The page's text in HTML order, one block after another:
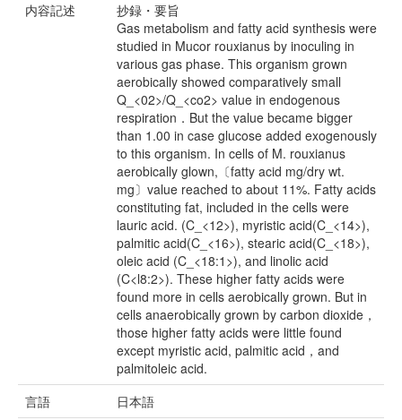
内容記述
抄録・要旨
Gas metabolism and fatty acid synthesis were
studied in Mucor rouxianus by inoculing in
various gas phase. This organism grown
aerobically showed comparatively small
Q_<02>/Q_<co2> value in endogenous
respiration．But the value became bigger
than 1.00 in case glucose added exogenously
to this organism. In cells of M. rouxianus
aerobically glown,〔fatty acid mg/dry wt.
mg〕value reached to about 11%. Fatty acids
constituting fat, included in the cells were
lauric acid. (C_<12>), myristic acid(C_<14>),
palmitic acid(C_<16>), stearic acid(C_<18>),
oleic acid (C_<18:1>), and linolic acid
(C<l8:2>). These higher fatty acids were
found more in cells aerobically grown. But in
cells anaerobically grown by carbon dioxide，
those higher fatty acids were little found
except myristic acid, palmitic acid，and
palmitoleic acid.
言語
日本語